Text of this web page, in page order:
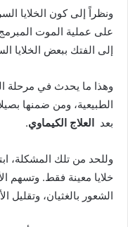
ونظراً إلى كون الخلايا
على عملية الموت
إلى الفتك ببعض الخلايا
وهذا ما يحدث في مرحلة
الطبيعية، ومن ضمنها
بعد
العلاج الكيماوي.
وللحد من تلك المشكلة،
خلايا معينة فقط. وتسهم
الشعور بالغثيان، وتقليل